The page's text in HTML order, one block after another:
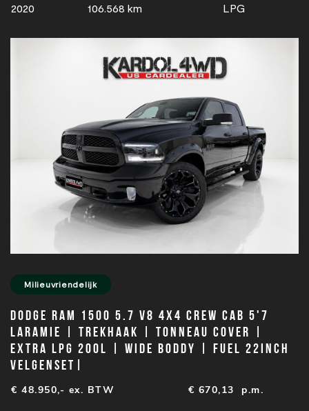
2020 106.568 km LPG
Milieuvriendelijk
Dodge Ram 1500 5.7 V8 4x4 Crew Cab 5'7
Laramie | Trekhaak | Tonneau cover |
extra LPG 200L | Wide boddy | Fuel 22inch
velgenset|
€ 48.950,- ex. BTW € 670,13 p.m.